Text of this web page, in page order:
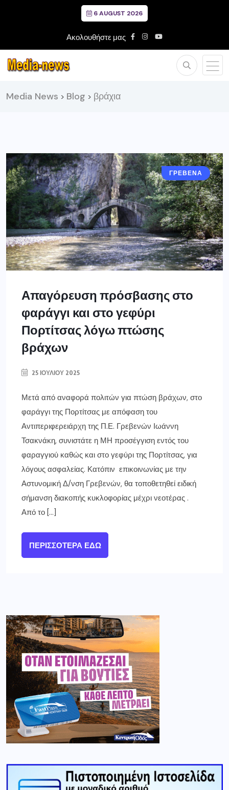
6 AUGUST 2026
Ακολουθήστε μας
Media News > Blog > βράχια
ΓΡΕΒΕΝΑ
Απαγόρευση πρόσβασης στο
φαράγγι και στο γεφύρι
Πορτίτσας λόγω πτώσης
βράχων
25 ΙΟΥΛΊΟΥ 2025
Μετά από αναφορά πολιτών για πτώση βράχων, στο
φαράγγι της Πορτίτσας με απόφαση του
Αντιπεριφερειάρχη της Π.Ε. Γρεβενών Ιωάννη
Τσακνάκη, συνιστάτε η ΜΗ προσέγγιση εντός του
φαραγγιού καθώς και στο γεφύρι της Πορτίτσας, για
λόγους ασφαλείας. Κατόπιν επικοινωνίας με την
Αστυνομική Δ/νση Γρεβενών, θα τοποθετηθεί ειδική
σήμανση διακοπής κυκλοφορίας μέχρι νεοτέρας .
Από το […]
ΠΕΡΙΣΣΌΤΕΡΑ ΕΔΏ